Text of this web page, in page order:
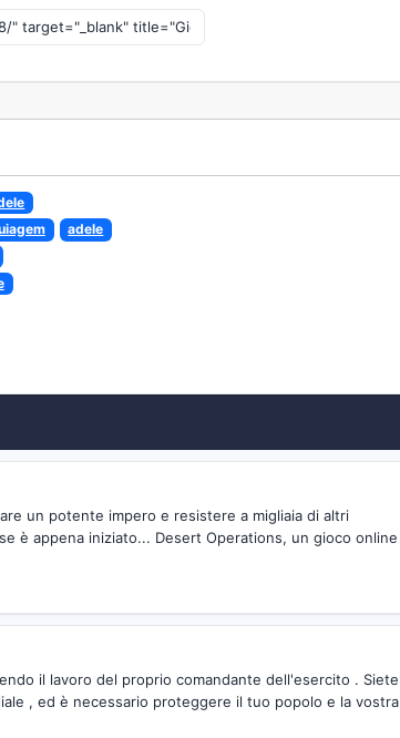
adele
un potente impero e resistere a migliaia di altri
è appena iniziato... Desert Operations, un gioco online
il lavoro del proprio comandante dell'esercito . Siete
, ed è necessario proteggere il tuo popolo e la vostra